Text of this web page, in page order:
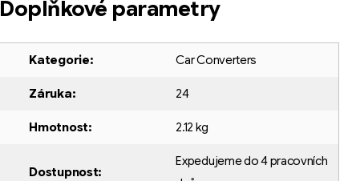
Doplňkové parametry
Kategorie: Car Converters
Záruka: 24
Hmotnost: 2.12 kg
Dostupnost:
Expedujeme do 4 pracovních